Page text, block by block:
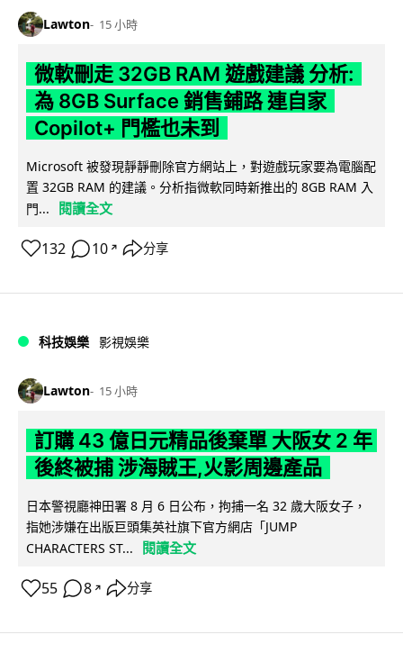
Lawton 15 小時
微軟刪走 32GB RAM 遊戲建議 分析:
為 8GB Surface 銷售鋪路 連自家
Copilot+ 門檻也未到
Microsoft 被發現靜靜刪除官方網站上，對遊戲玩家要為電腦配
置 32GB RAM 的建議。分析指微軟同時新推出的 8GB RAM 入
門...
閱讀全文
132 10 ↗ 分享
科技娛樂 影視娛樂
Lawton 15 小時
訂購 43 億日元精品後棄單 大阪女 2 年
後終被捕 涉海賊王,火影周邊產品
日本警視廳神田署 8 月 6 日公布，拘捕一名 32 歲大阪女子，
指她涉嫌在出版巨頭集英社旗下官方網店「JUMP
CHARACTERS ST...
閱讀全文
55 8 ↗ 分享